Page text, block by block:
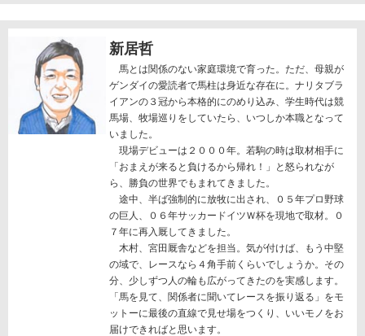
新居哲
馬とは関係のない家庭環境で育った。ただ、母親が
ゲンダイの愛読者で馬柱は身近な存在に。ナリタブラ
イアンの３冠から本格的にのめり込み、学生時代は競
馬場、牧場巡りをしていたら、いつしか本職となって
いました。
現場デビューは２０００年。若駒の時は取材相手に
「おまえが来ると負けるから帰れ！」と怒られなが
ら、勝負の世界でもまれてきました。
途中、半ば強制的に放牧に出され、０５年プロ野球
の巨人、０６年サッカードイツＷ杯を現地で取材。０
７年に再入厩してきました。
木村、宮田厩舎などを担当。気が付けば、もう中堅
の域で、レースなら４角手前くらいでしょうか。その
分、少しずつ人の輪も広がってきたのを実感します。
「馬を見て、関係者に聞いてレースを振り返る」をモ
ットーに最後の直線で見せ場をつくり、いいモノをお
届けできればと思います。